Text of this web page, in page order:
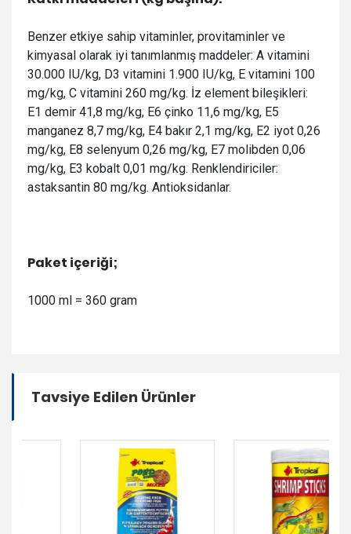
Benzer etkiye sahip vitaminler, provitaminler ve
kimyasal olarak iyi tanımlanmış maddeler: A vitamini
30.000 IU/kg, D3 vitamini 1.900 IU/kg, E vitamini 100
mg/kg, C vitamini 260 mg/kg. İz element bileşikleri:
E1 demir 41,8 mg/kg, E6 çinko 11,6 mg/kg, E5
manganez 8,7 mg/kg, E4 bakır 2,1 mg/kg, E2 iyot 0,26
mg/kg, E8 selenyum 0,26 mg/kg, E7 molibden 0,06
mg/kg, E3 kobalt 0,01 mg/kg. Renklendiriciler:
astaksantin 80 mg/kg. Antioksidanlar.
Paket içeriği;
1000 ml = 360 gram
Tavsiye Edilen Ürünler